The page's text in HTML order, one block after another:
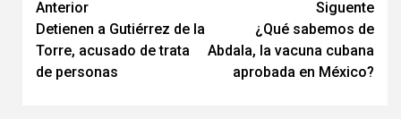
Navegación
de
entradas
Anterior
Detienen a Gutiérrez de la
Torre, acusado de trata
de personas
Siguente
¿Qué sabemos de
Abdala, la vacuna cubana
aprobada en México?